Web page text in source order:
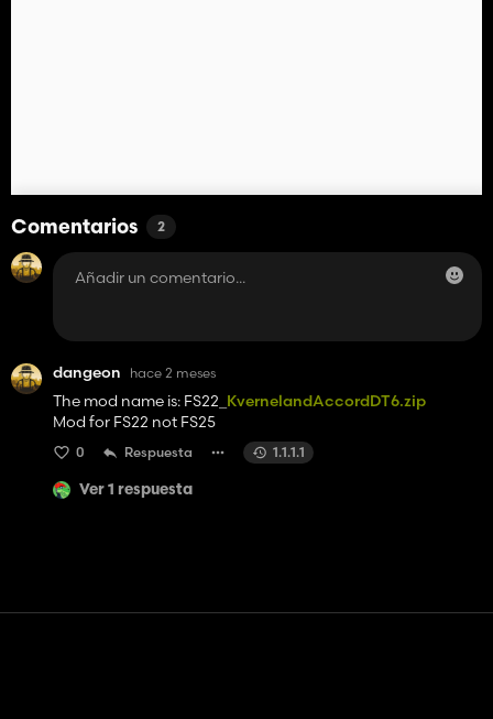
Comentarios 2
dangeon hace 2 meses
The mod name is: FS22_ KvernelandAccordDT6.zip
Mod for FS22 not FS25
0 Respuesta 1.1.1.1
Ver 1 respuesta